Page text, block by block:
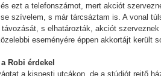
ezt a telefonszámot, mert akciót
szívelem, s már tárcsáztam is. A vonal
távozását, s elhatározták, akciót
eseményére éppen akkortájt került
Robi érdekel
a kispesti utcákon, de a stúdiót rejtő